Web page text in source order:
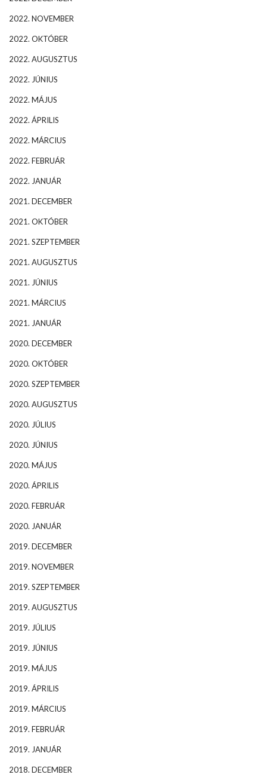
2022. NOVEMBER
2022. OKTÓBER
2022. AUGUSZTUS
2022. JÚNIUS
2022. MÁJUS
2022. ÁPRILIS
2022. MÁRCIUS
2022. FEBRUÁR
2022. JANUÁR
2021. DECEMBER
2021. OKTÓBER
2021. SZEPTEMBER
2021. AUGUSZTUS
2021. JÚNIUS
2021. MÁRCIUS
2021. JANUÁR
2020. DECEMBER
2020. OKTÓBER
2020. SZEPTEMBER
2020. AUGUSZTUS
2020. JÚLIUS
2020. JÚNIUS
2020. MÁJUS
2020. ÁPRILIS
2020. FEBRUÁR
2020. JANUÁR
2019. DECEMBER
2019. NOVEMBER
2019. SZEPTEMBER
2019. AUGUSZTUS
2019. JÚLIUS
2019. JÚNIUS
2019. MÁJUS
2019. ÁPRILIS
2019. MÁRCIUS
2019. FEBRUÁR
2019. JANUÁR
2018. DECEMBER